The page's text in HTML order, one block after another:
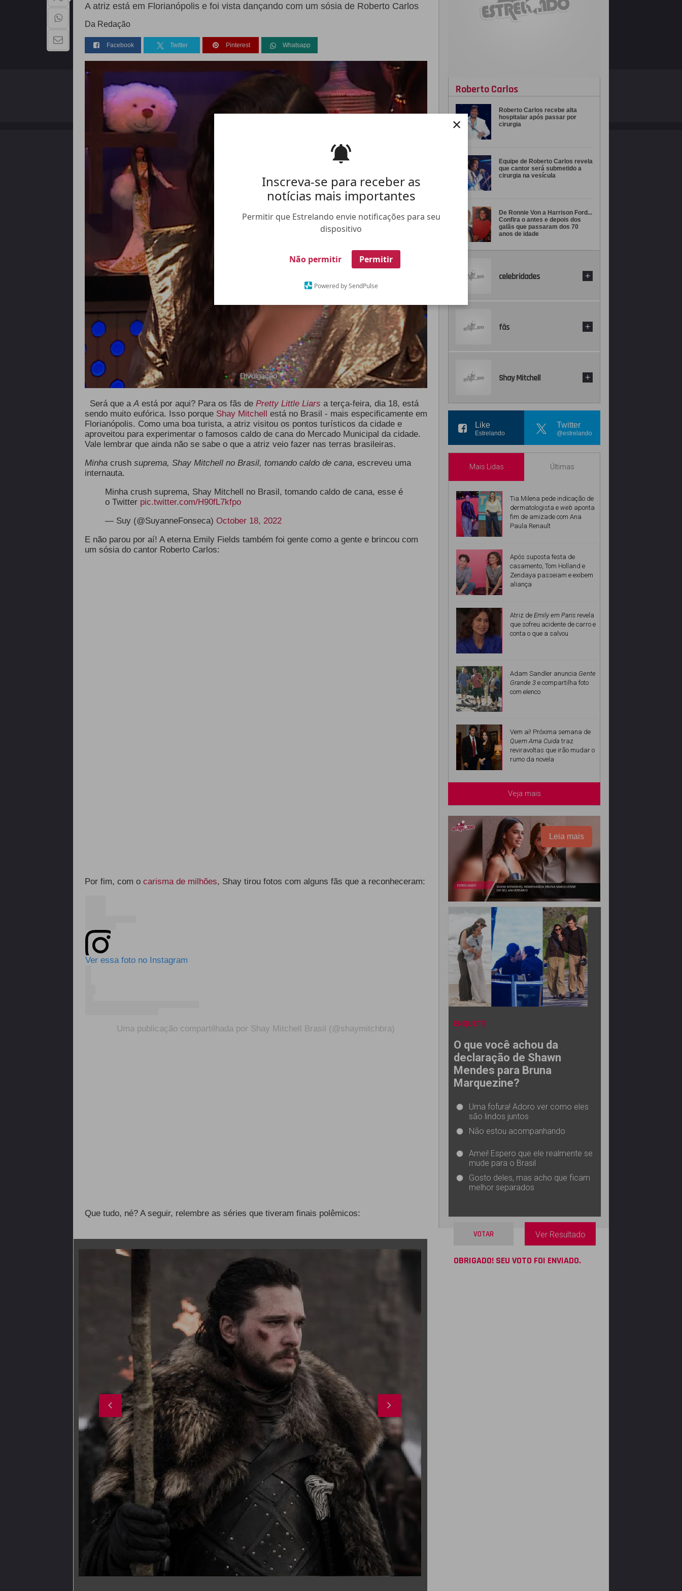
Inscreva-se para receber as
notícias mais importantes
Permitir que Estrelando envie notificações para seu
dispositivo
Não permitir Permitir
Powered by SendPulse
×
A atriz está em Florianópolis e foi vista dançando com um sósia de Roberto Carlos
Da Redação
Facebook Twitter Pinterest Whatsapp
Divulgação
Será que aAestá por aqui? Para os fãs de Pretty Little Liars a terça-feira, dia 18, está
sendo muito eufórica. Isso porque Shay Mitchell está no Brasil - mais especificamente em
Florianópolis. Como uma boa turista, a atriz visitou os pontos turísticos da cidade e
aproveitou para experimentar o famosos caldo de cana do Mercado Municipal da cidade.
Vale lembrar que ainda não se sabe o que a atriz veio fazer nas terras brasileiras.
Minha crush suprema, Shay Mitchell no Brasil, tomando caldo de cana, escreveu uma
internauta.
Minha crush suprema, Shay Mitchell no Brasil, tomando caldo de cana, esse é
o Twitter pic.twitter.com/H90fL7kfpo
— Suy (@SuyanneFonseca) October 18, 2022
E não parou por aí! A eterna Emily Fields também foi gente como a gente e brincou com
um sósia do cantor Roberto Carlos:
Por fim, com o carisma de milhões, Shay tirou fotos com alguns fãs que a reconheceram:
Ver essa foto no Instagram
Uma publicação compartilhada por Shay Mitchell Brasil (@shaymitchbra)
Que tudo, né? A seguir, relembre as séries que tiveram finais polêmicos:
Roberto Carlos
Roberto Carlos recebe alta
hospitalar após passar por
cirurgia
Equipe de Roberto Carlos revela
que cantor será submetido a
cirurgia na vesícula
De Ronnie Von a Harrison Ford...
Confira o antes e depois dos
galãs que passaram dos 70
anos de idade
celebridades +
fãs +
Shay Mitchell +
Like
Estrelando
Twitter
@estrelando
Mais Lidas Últimas
Tia Milena pede indicação de
dermatologista e web aponta
fim de amizade com Ana
Paula Renault
Após suposta festa de
casamento, Tom Holland e
Zendaya passeiam e exibem
aliança
Atriz de Emily em Paris revela
que sofreu acidente de carro e
conta o que a salvou
Adam Sandler anuncia Gente
Grande 3 e compartilha foto
com elenco
Vem aí! Próxima semana de
Quem Ama Cuida traz
reviravoltas que irão mudar o
rumo da novela
Veja mais
Leia mais
ENQUETE
O que você achou da
declaração de Shawn
Mendes para Bruna
Marquezine?
Uma fofura! Adoro ver como eles
são lindos juntos
Não estou acompanhando
Amei! Espero que ele realmente se
mude para o Brasil
Gosto deles, mas acho que ficam
melhor separados
VOTAR Ver Resultado
OBRIGADO! SEU VOTO FOI ENVIADO.
QUEM SOMOS ANUNCIE NO ESTRELANDO TRABALHE NO ESTRELANDO
Copyright - 2026 | Todos os direitos reservados Desenvolvido por